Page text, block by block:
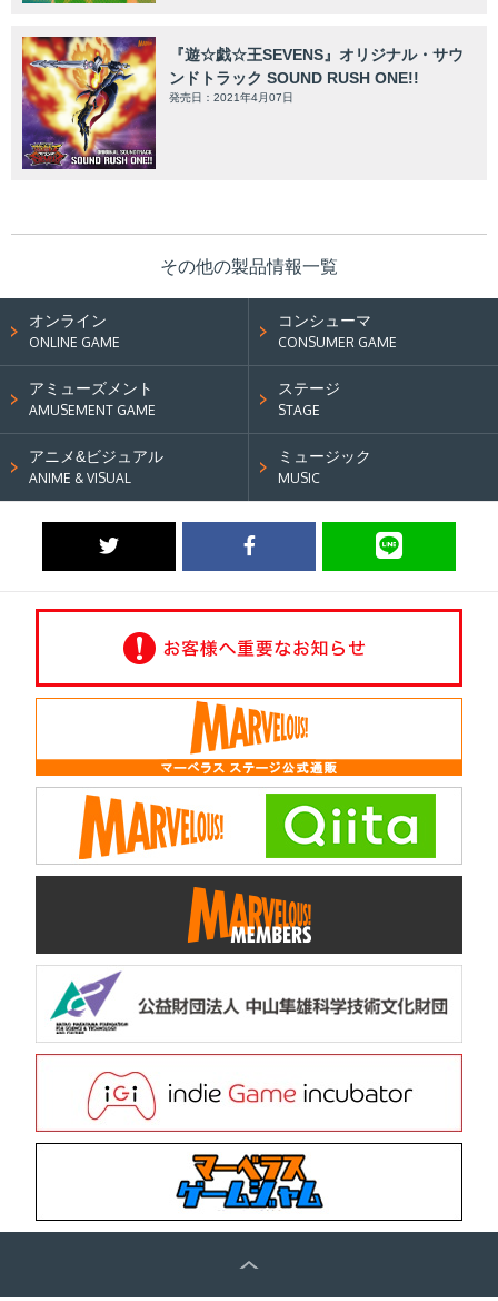
『遊☆戯☆王SEVENS』オリジナル・サウ
ンドトラック SOUND RUSH ONE!!
発売日：2021年4月07日
その他の製品情報一覧
オンライン
ONLINE GAME
コンシューマ
CONSUMER GAME
アミューズメント
AMUSEMENT GAME
ステージ
STAGE
アニメ&ビジュアル
ANIME & VISUAL
ミュージック
MUSIC